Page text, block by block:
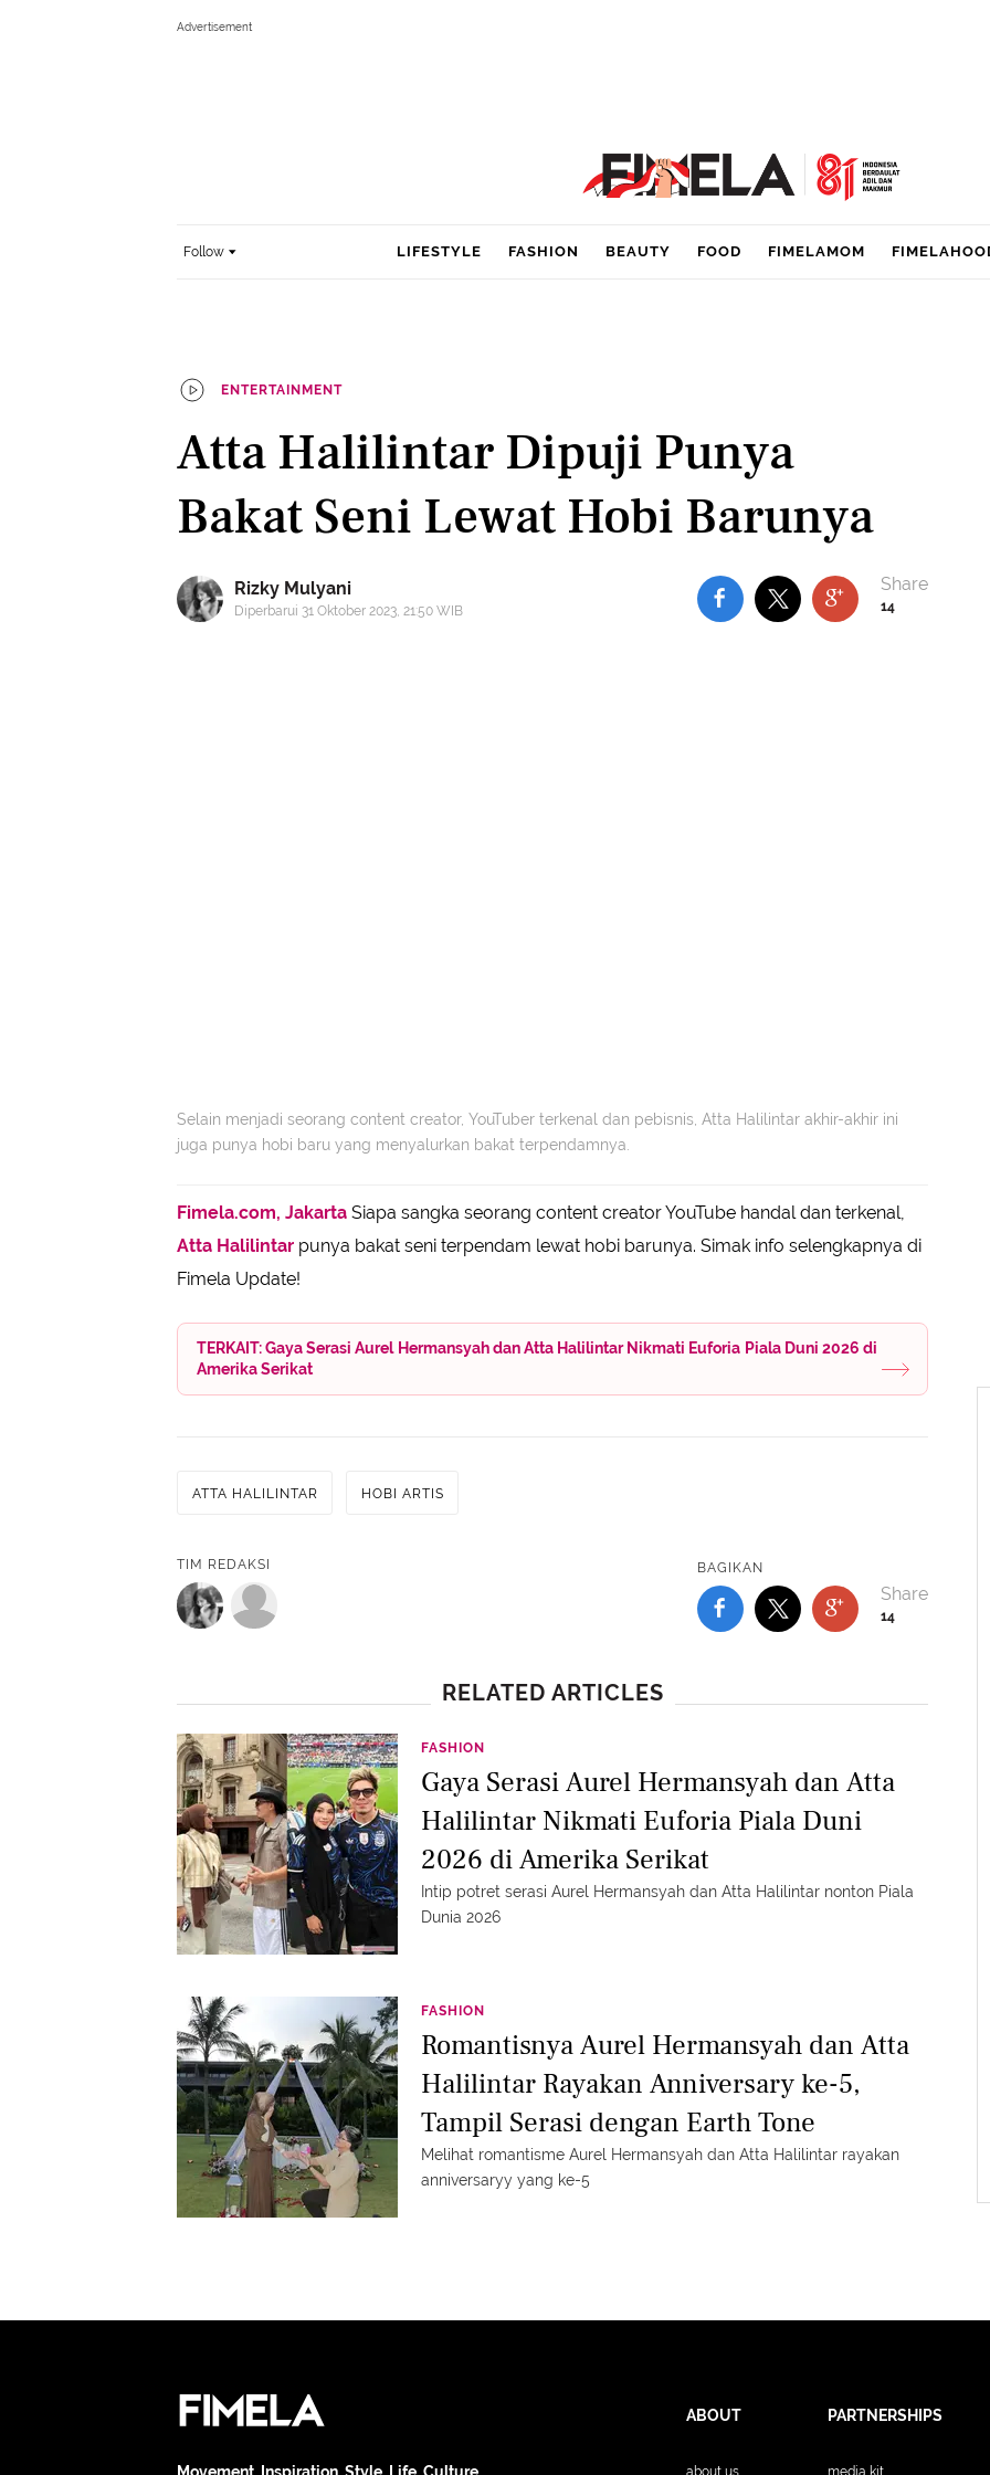
Follow LIFESTYLE FASHION BEAUTY FOOD FIMELAMOM
ENTERTAINMENT
Atta Halilintar Dipuji Punya
Bakat Seni Lewat Hobi Barunya
Rizky Mulyani
Diperbarui 31 Oktober 2023, 21:50 WIB 14
Selain menjadi seorang content creator, YouTuber terkenal dan pebisnis, Atta Halilintar akhir-akhir ini
juga punya hobi baru yang menyalurkan bakat terpendamnya.
Fimela.com, Jakarta Siapa sangka seorang content creator YouTube handal dan terkenal,
Atta Halilintar punya bakat seni terpendam lewat hobi barunya. Simak info selengkapnya di
Fimela Update!
TERKAIT: Gaya Serasi Aurel Hermansyah dan Atta Halilintar Nikmati Euforia Piala Duni 2026 di
Amerika Serikat
ATTA HALILINTAR HOBI ARTIS
TIM REDAKSI BAGIKAN
14
RELATED ARTICLES
FASHION
Gaya Serasi Aurel Hermansyah dan Atta
Halilintar Nikmati Euforia Piala Duni
2026 di Amerika Serikat
Intip potret serasi Aurel Hermansyah dan Atta Halilintar nonton Piala
Dunia 2026
FASHION
Romantisnya Aurel Hermansyah dan Atta
Halilintar Rayakan Anniversary ke-5,
Tampil Serasi dengan Earth Tone
Melihat romantisme Aurel Hermansyah dan Atta Halilintar rayakan
anniversaryy yang ke-5
Movement. Inspiration. Style. Life. Culture.
ABOUT PARTNERSHIPS
about us media kit